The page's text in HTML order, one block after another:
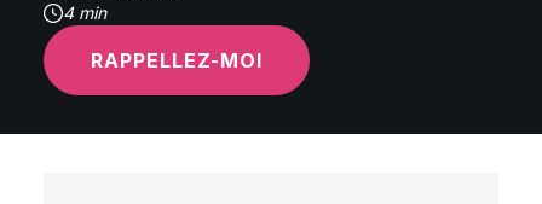
4 min
RAPPELLEZ-MOI